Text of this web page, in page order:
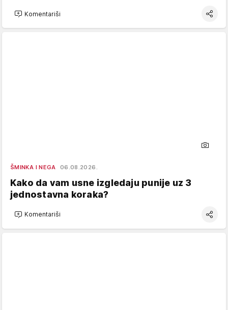
Komentariši
ŠMINKA I NEGA 06.08.2026.
Kako da vam usne izgledaju punije uz 3
jednostavna koraka?
Komentariši